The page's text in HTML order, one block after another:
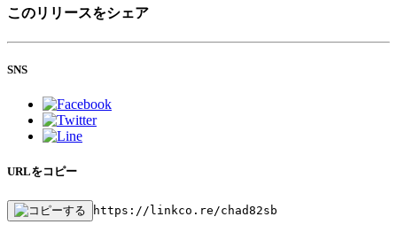
このリリースをシェア
SNS
URLをコピー
https://linkco.re/chad82sb